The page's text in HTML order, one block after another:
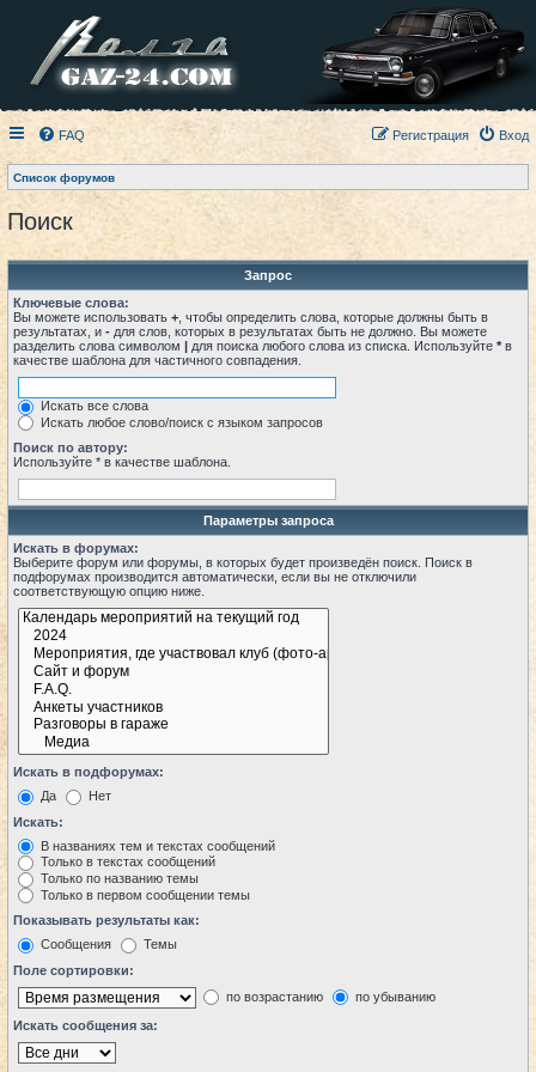
FAQ Вход
Регистрация
Список форумов
Поиск
Запрос
Ключевые слова:
Вы можете использовать + , чтобы определить слова, которые должны быть в
результатах, и - для слов, которых в результатах быть не должно. Вы можете
разделить слова символом | для поиска любого слова из списка. Используйте * в
качестве шаблона для частичного совпадения.
Искать все слова
Искать любое слово/поиск с языком запросов
Поиск по автору:
Используйте * в качестве шаблона.
Параметры запроса
Искать в форумах:
Выберите форум или форумы, в которых будет произведён поиск. Поиск в
подфорумах производится автоматически, если вы не отключили
соответствующую опцию ниже.
Искать в подфорумах:
Да
Нет
Искать:
В названиях тем и текстах сообщений
Только в текстах сообщений
Только по названию темы
Только в первом сообщении темы
Показывать результаты как:
Сообщения
Темы
Поле сортировки:
по возрастанию
по убыванию
Искать сообщения за: